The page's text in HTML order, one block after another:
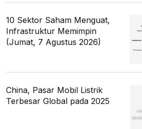
10 Sektor Saham Menguat,
Infrastruktur Memimpin
(Jumat, 7 Agustus 2026)
China, Pasar Mobil Listrik
Terbesar Global pada 2025